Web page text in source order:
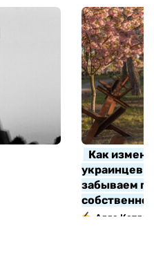
Как
украинцев
забываем
Алла Котляр